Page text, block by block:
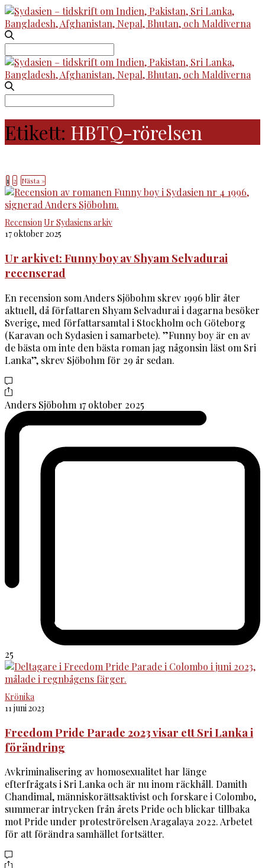
Search
for:
Search
Etikett: HBTQ-rörelsen
1 2 Nästa »
RecensionUr Sydasiens arkiv
17 oktober 2025
Ur arkivet: Funny boy av Shyam Selvadurai
recenserad
En recension som Anders Sjöbohm skrev 1996 blir åter
aktuell, då författaren Shyam Selvadurai i dagarna besöker
Sverige, med författarsamtal i Stockholm och Göteborg
(Karavan och Sydasien i samarbete). ”Funny boy är en av
de bästa om inte den bästa roman jag någonsin läst om Sri
Lanka”, skrev Sjöbohm för 29 år sedan.
Anders Sjöbohm 17 oktober 2025
25
Krönika
11 juni 2023
Freedom Pride Parade 2023 visar ett Sri Lanka i
förändring
Avkriminalisering av homosexualitet har länge
efterfrågats i Sri Lanka och är nu inom räckhåll. Damith
Chandimal, människorättsaktivist och forskare i Colombo,
summerar intrycken från årets Pride och blickar tillbaka
mot Pride under proteströrelsen Aragalaya 2022. Arbetet
för att förändra samhället fortsätter.